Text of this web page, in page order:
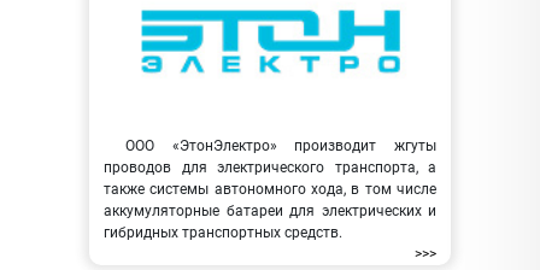
ООО «ЭтонЭлектро» производит жгуты
проводов для электрического транспорта, а
также системы автономного хода, в том числе
аккумуляторные батареи для электрических и
гибридных транспортных средств.
>>>